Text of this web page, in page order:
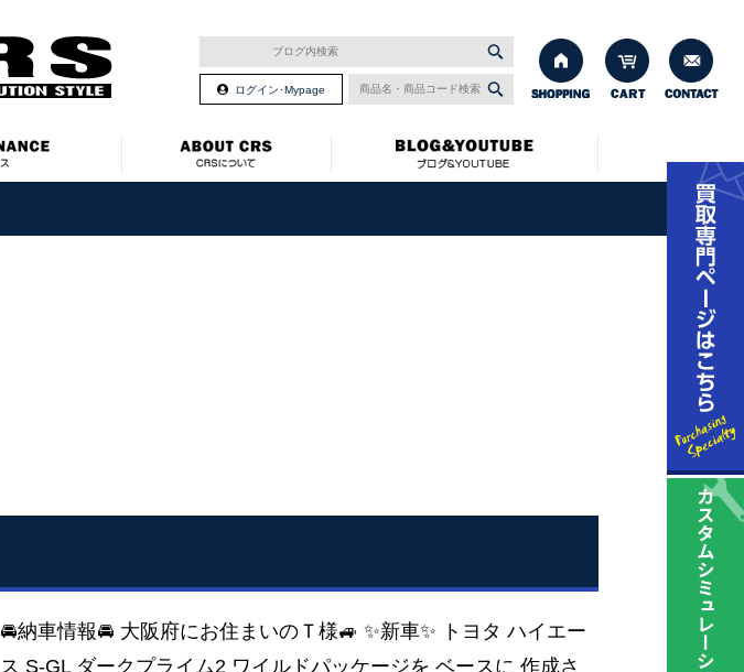
ログイン･Mypage
🚘納車情報🚘 大阪府にお住まいのＴ様🚙 ✨新車✨ トヨタ ハイエー
ス S-GL ダークプライム2 ワイルドパッケージを ベースに 作成さ